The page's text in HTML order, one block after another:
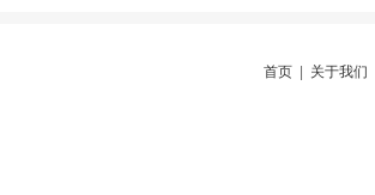
首页 关于我们